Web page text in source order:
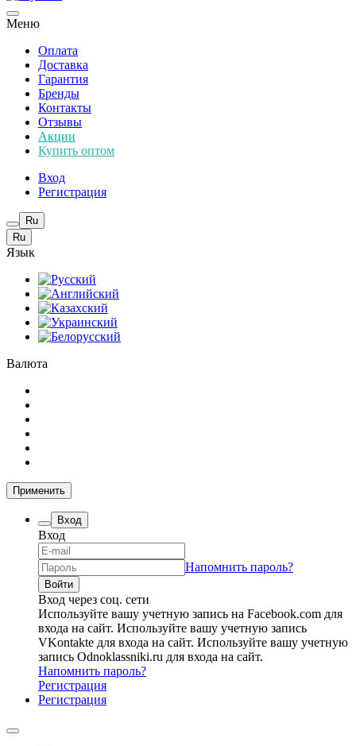
Меню
Оплата
Доставка
Гарантия
Бренды
Контакты
Отзывы
Акции
Купить оптом
Вход
Регистрация
Ru
Ru
Язык
Валюта
Применить
Вход
Вход
Напомнить пароль?
Вход через соц. сети
Используйте вашу учетную запись на Facebook.com для
входа на сайт. Используйте вашу учетную запись
VKontakte для входа на сайт. Используйте вашу учетную
запись Odnoklassniki.ru для входа на сайт.
Напомнить пароль?
Регистрация
Регистрация